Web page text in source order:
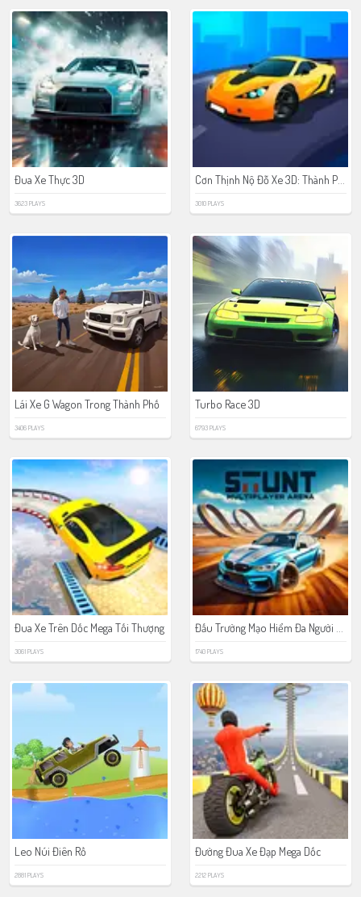
Đua Xe Thực 3D
3623 PLAYS
Cơn Thịnh Nộ Đỗ Xe 3D: Thành Phố Bãi Biển 2
3010 PLAYS
Lái Xe G Wagon Trong Thành Phố
3406 PLAYS
Turbo Race 3D
6793 PLAYS
Đua Xe Trên Dốc Mega Tối Thượng
3061 PLAYS
Đấu Trường Mạo Hiểm Đa Người Chơi
1740 PLAYS
Leo Núi Điên Rồ
2881 PLAYS
Đường Đua Xe Đạp Mega Dốc
2212 PLAYS